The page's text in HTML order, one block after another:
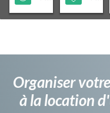
Organiser
à la location